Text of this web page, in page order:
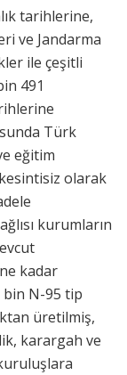
tarihlerine,
ve Jandarma
ile çeşitli
491
Türk
eğitim
olarak
kurumların
kadar
bin N-95 tip
üretilmiş,
karargah ve